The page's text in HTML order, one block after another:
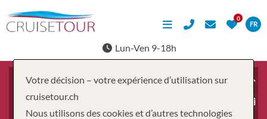
FR
Lun-Ven 9-18h
À partir du
Votre décision – votre expérience d’utilisation sur
cruisetour.ch
Nous utilisons des cookies et d’autres technologies